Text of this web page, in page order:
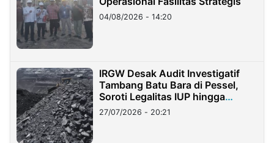
04/08/2026 - 14:20
IRGW Desak Audit Investigatif
Tambang Batu Bara di Pessel,
Soroti Legalitas IUP hingga
Stockpile
27/07/2026 - 20:21